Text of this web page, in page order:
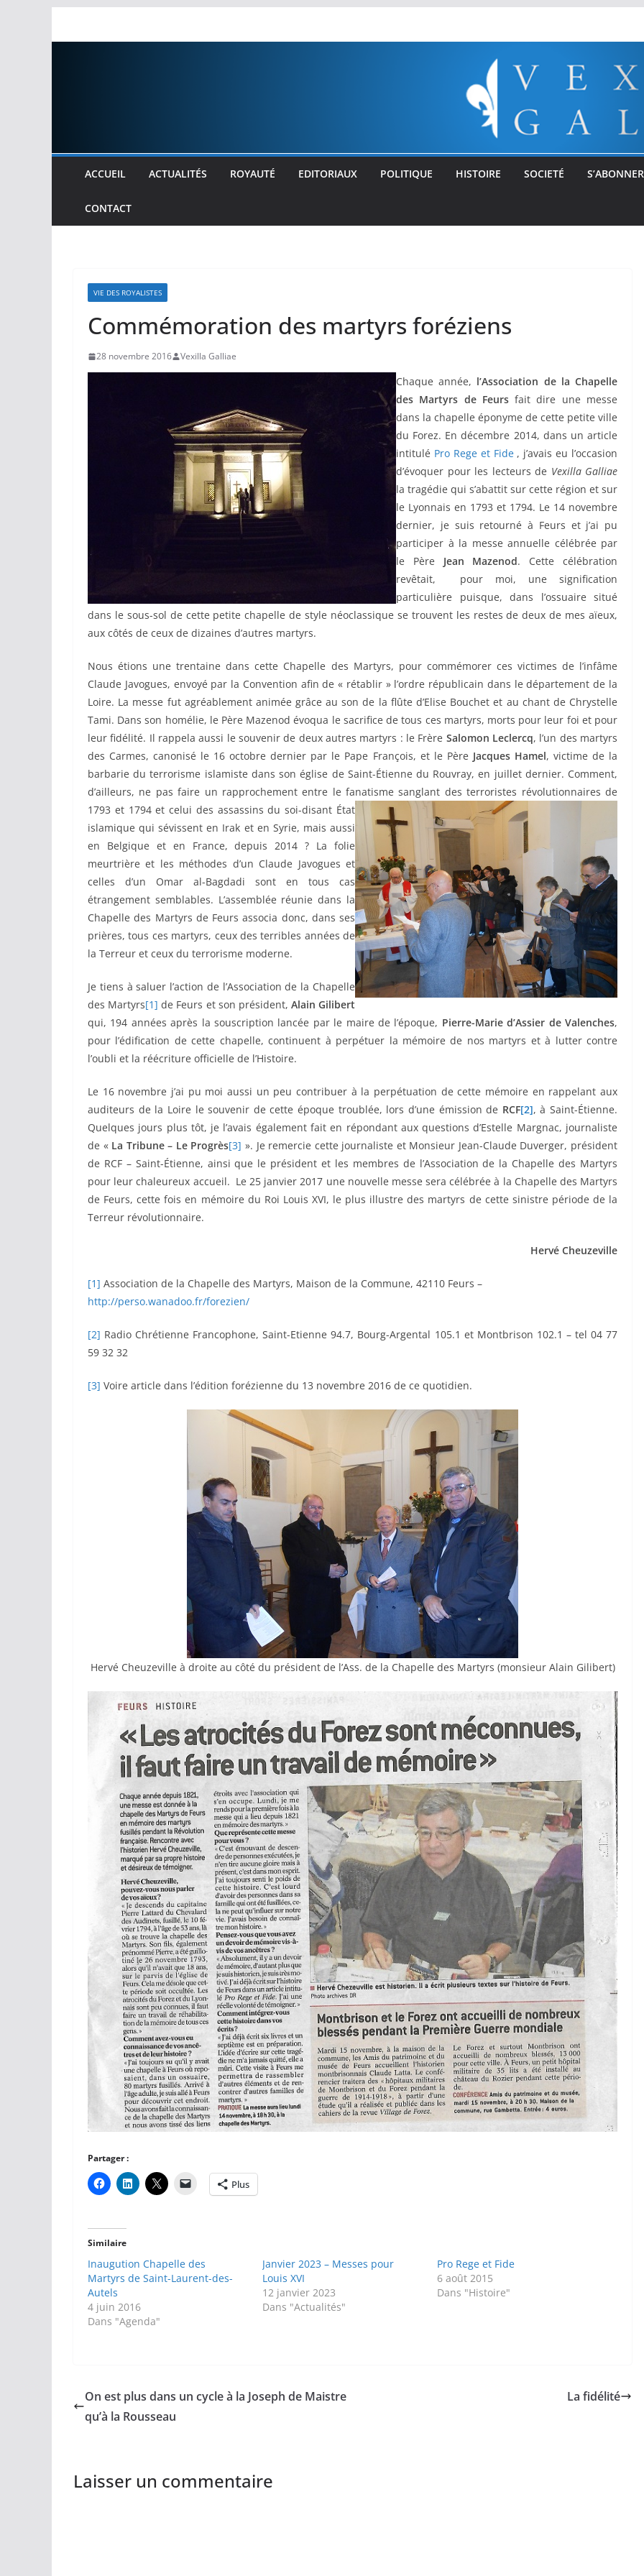
ACCUEIL ACTUALITÉS ROYAUTÉ EDITORIAUX POLITIQUE HISTOIRE SOCIETÉ
CONTACT
VIE DES ROYALISTES
Commémoration des martyrs foréziens
28 novembre 2016 Vexilla Galliae
Chaque année, l’Association de la Chapelle
des Martyrs de Feursfait dire une messe
dans la chapelle éponyme de cette petite ville
du Forez. En décembre 2014, dans un article
intitulé Pro Rege et Fide, j’avais eu l’occasion
d’évoquer pour les lecteurs de Vexilla Galliae
la tragédie qui s’abattit sur cette région et sur
le Lyonnais en 1793 et 1794. Le 14 novembre
dernier, je suis retourné à Feurs et j’ai pu
participer à la messe annuelle célébrée par
le Père Jean Mazenod. Cette célébration
revêtait, pour moi, une signification
particulière puisque, dans l’ossuaire situé
dans le sous-sol de cette petite chapelle de style néoclassique se trouvent les restes de deux de mes aïeux,
aux côtés de ceux de dizaines d’autres martyrs.
Nous étions une trentaine dans cette Chapelle des Martyrs, pour commémorer ces victimes de l’infâme
Claude Javogues, envoyé par la Convention afin de « rétablir » l’ordre républicain dans le département de la
Loire. La messe fut agréablement animée grâce au son de la flûte d’Elise Bouchet et au chant de Chrystelle
Tami. Dans son homélie, le Père Mazenod évoqua le sacrifice de tous ces martyrs, morts pour leur foi et pour
leur fidélité. Il rappela aussi le souvenir de deux autres martyrs : le Frère Salomon Leclercq, l’un des martyrs
des Carmes, canonisé le 16 octobre dernier par le Pape François, et le Père Jacques Hamel, victime de la
barbarie du terrorisme islamiste dans son église de Saint-Étienne du Rouvray, en juillet dernier. Comment,
d’ailleurs, ne pas faire un rapprochement entre le fanatisme sanglant des terroristes révolutionnaires de
1793 et 1794 et celui des assassins du soi-disant État
islamique qui sévissent en Irak et en Syrie, mais aussi
en Belgique et en France, depuis 2014 ? La folie
meurtrière et les méthodes d’un Claude Javogues et
celles d’un Omar al-Bagdadi sont en tous cas
étrangement semblables. L’assemblée réunie dans la
Chapelle des Martyrs de Feurs associa donc, dans ses
prières, tous ces martyrs, ceux des terribles années de
la Terreur et ceux du terrorisme moderne.
Je tiens à saluer l’action de l’Association de la Chapelle
des Martyrs[1] de Feurs et son président, Alain Gilibert
qui, 194 années après la souscription lancée par le maire de l’époque, Pierre-Marie d’Assier de Valenches,
pour l’édification de cette chapelle, continuent à perpétuer la mémoire de nos martyrs et à lutter contre
l’oubli et la réécriture officielle de l’Histoire.
Le 16 novembre j’ai pu moi aussi un peu contribuer à la perpétuation de cette mémoire en rappelant aux
auditeurs de la Loire le souvenir de cette époque troublée, lors d’une émission de RCF[2], à Saint-Étienne.
Quelques jours plus tôt, je l’avais également fait en répondant aux questions d’Estelle Margnac, journaliste
de « La Tribune – Le Progrès[3] ». Je remercie cette journaliste et Monsieur Jean-Claude Duverger, président
de RCF – Saint-Étienne, ainsi que le président et les membres de l’Association de la Chapelle des Martyrs
pour leur chaleureux accueil. Le 25 janvier 2017 une nouvelle messe sera célébrée à la Chapelle des Martyrs
de Feurs, cette fois en mémoire du Roi Louis XVI, le plus illustre des martyrs de cette sinistre période de la
Terreur révolutionnaire.
Hervé Cheuzeville
[1] Association de la Chapelle des Martyrs, Maison de la Commune, 42110 Feurs –
http://perso.wanadoo.fr/forezien/
[2] Radio Chrétienne Francophone, Saint-Etienne 94.7, Bourg-Argental 105.1 et Montbrison 102.1 – tel 04 77
59 32 32
[3] Voire article dans l’édition forézienne du 13 novembre 2016 de ce quotidien.
Hervé Cheuzeville à droite au côté du président de l’Ass. de la Chapelle des Martyrs (monsieur Alain Gilibert)
Partager :
Plus
Similaire
Inaugution Chapelle des
Martyrs de Saint-Laurent-des-
Autels
4 juin 2016
Dans "Agenda"
Janvier 2023 – Messes pour
Louis XVI
12 janvier 2023
Dans "Actualités"
Pro Rege et Fide
6 août 2015
Dans "Histoire"
On est plus dans un cycle à la Joseph de Maistre
qu’à la Rousseau
La fidélité
Laisser un commentaire